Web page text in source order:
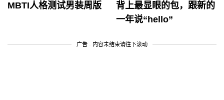
MBTI人格测试男装周版
背上最显眼的包，跟新的
一年说“hello”
广告 - 内容未结束请往下滚动